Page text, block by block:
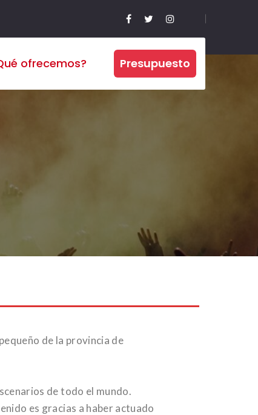
ofrecemos? Presupuesto
de la provincia de
de todo el mundo.
es gracias a haber actuado